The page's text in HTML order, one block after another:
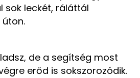
sok leckét, ráláttál
de a segítség most
erőd is sokszorozódik.